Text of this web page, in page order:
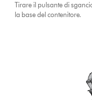
Tirare il pulsante di
la base del contenitore.